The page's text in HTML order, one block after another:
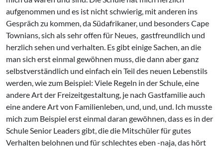
aufgenommen und es ist nicht schwierig, mit anderen ins
Gespräch zu kommen, da Südafrikaner, und besonders Cape
Townians, sich als sehr offen für Neues, gastfreundlich und
herzlich sehen und verhalten. Es gibt einige Sachen, an die
man sich erst einmal gewöhnen muss, die dann aber ganz
selbstverständlich und einfach ein Teil des neuen Lebenstils
werden, wie zum Beispiel: Viele Regeln in der Schule, eine
andere Art der Freizeitgestaltung, je nach Gastfamilie auch
eine andere Art von Familienleben, und, und, und. Ich musste
mich zum Beispiel erst einmal daran gewöhnen, dass es in der
Schule Senior Leaders gibt, die die Mitschüler für gutes
Verhalten belohnen und für schlechtes eben -naja, das hört